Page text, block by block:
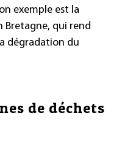
exemple est la
Bretagne, qui rend
dégradation du
de déchets